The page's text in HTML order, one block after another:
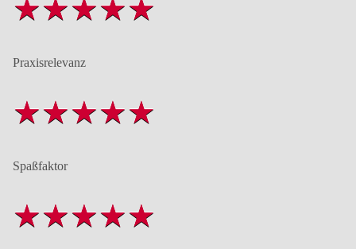
Praxisrelevanz
Spaßfaktor